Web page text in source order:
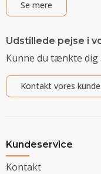
Se mere
Udstillede pejse i
Kunne du tænkte dig
Kontakt vores
Kundeservice
Kontakt